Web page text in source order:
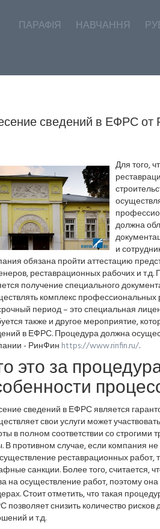
ПАРАФІЯ НАВЧАННЯ
сведений в ЕФРС от
Для того,
должна
и
обязана пройти аттестацию
реставрационных рабочих и
получение специального
комплекс профессиональных
период – это специальная
также и другое мероприятие,
в ЕФРС. Процедура должна
- РинФин https://www.rinfin.ru/.
это за
сведений в ЕФРС является
свои услуги может
в полном соответствии со строгими
В противном случае, если компания
реставрационных работ,
санкции. Более того, считается,
на осуществление работ, поэтому она
Стоит отметить, что такая
позволяет снизить количество рисков
и т.д.